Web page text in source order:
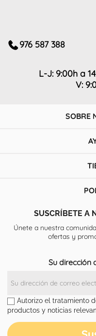
976 587 388
L-J: 9:00h a
V:
SOBRE
SUSCRÍBETE A
Únete a nuestra
ofertas y
Su dirección
Autorizo el tratamiento
productos y noticias